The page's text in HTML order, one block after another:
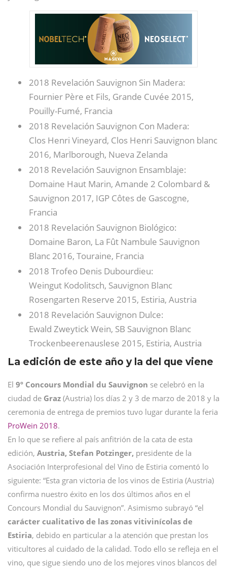
2018 Revelación Sauvignon Sin Madera:
Fournier Père et Fils, Grande Cuvée 2015,
Pouilly-Fumé, Francia
2018 Revelación Sauvignon Con Madera:
Clos Henri Vineyard, Clos Henri Sauvignon blanc
2016, Marlborough, Nueva Zelanda
2018 Revelación Sauvignon Ensamblaje:
Domaine Haut Marin, Amande 2 Colombard &
Sauvignon 2017, IGP Côtes de Gascogne,
Francia
2018 Revelación Sauvignon Biológico:
Domaine Baron, La Fût Nambule Sauvignon
Blanc 2016, Touraine, Francia
2018 Trofeo Denis Dubourdieu:
Weingut Kodolitsch, Sauvignon Blanc
Rosengarten Reserve 2015, Estiria, Austria
2018 Revelación Sauvignon Dulce:
Ewald Zweytick Wein, SB Sauvignon Blanc
Trockenbeerenauslese 2015, Estiria, Austria
La edición de este año y la del que viene
El 9º Concours Mondial du Sauvignon se celebró en la
ciudad de Graz (Austria) los días 2 y 3 de marzo de 2018 y la
ceremonia de entrega de premios tuvo lugar durante la feria
ProWein 2018.
En lo que se refiere al país anfitrión de la cata de esta
edición, Austria, Stefan Potzinger, presidente de la
Asociación Interprofesional del Vino de Estiria comentó lo
siguiente: “Esta gran victoria de los vinos de Estiria (Austria)
confirma nuestro éxito en los dos últimos años en el
Concours Mondial du Sauvignon”. Asimismo subrayó “el
carácter cualitativo de las zonas vitivinícolas de
Estiria, debido en particular a la atención que prestan los
viticultores al cuidado de la calidad. Todo ello se refleja en el
vino, que sigue siendo uno de los mejores vinos blancos del